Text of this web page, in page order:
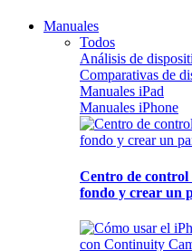
Manuales
Todos
Análisis de
Comparativas de
Manuales iPad
Manuales iPhone
Centro de control
fondo y crear un